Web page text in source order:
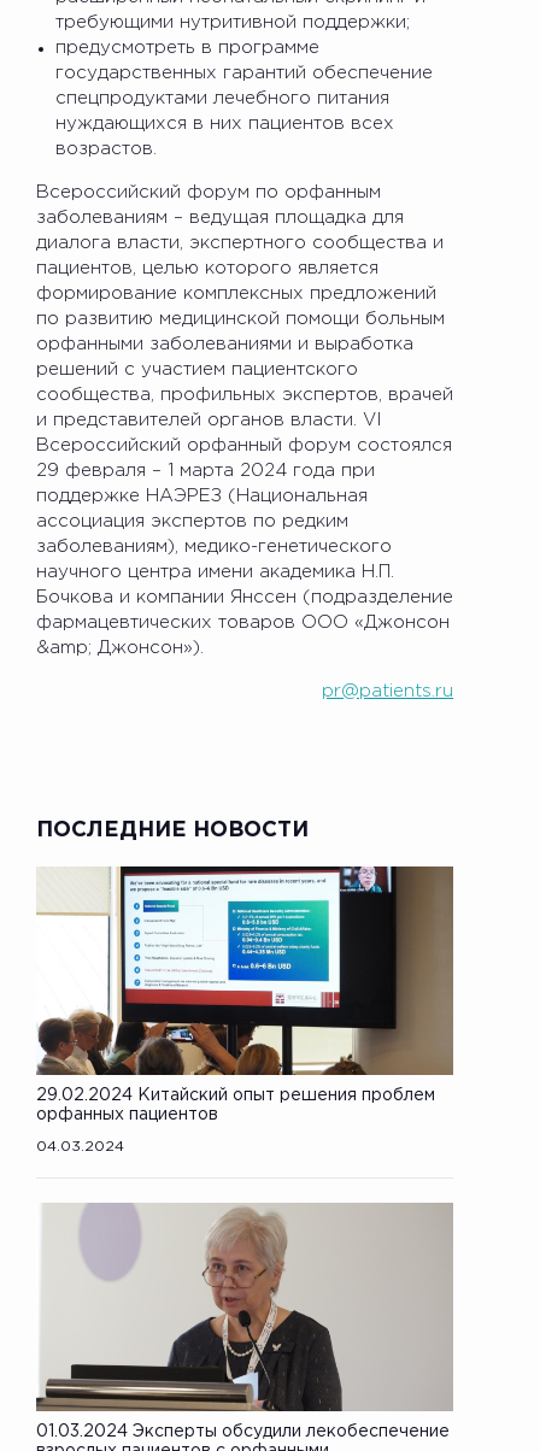
требующими нутритивной поддержки;
предусмотреть в программе
государственных гарантий обеспечение
спецпродуктами лечебного питания
нуждающихся в них пациентов всех
возрастов.
Всероссийский форум по орфанным
заболеваниям – ведущая площадка для
диалога власти, экспертного сообщества и
пациентов, целью которого является
формирование комплексных предложений
по развитию медицинской помощи больным
орфанными заболеваниями и выработка
решений с участием пациентского
сообщества, профильных экспертов, врачей
и представителей органов власти. VI
Всероссийский орфанный форум состоялся
29 февраля – 1 марта 2024 года при
поддержке НАЭРЕЗ (Национальная
ассоциация экспертов по редким
заболеваниям), медико-генетического
научного центра имени академика Н.П.
Бочкова и компании Янссен (подразделение
фармацевтических товаров ООО «Джонсон
&amp; Джонсон»).
pr@patients.ru
ПОСЛЕДНИЕ НОВОСТИ
29.02.2024 Китайский опыт решения проблем
орфанных пациентов
04.03.2024
01.03.2024 Эксперты обсудили лекобеспечение